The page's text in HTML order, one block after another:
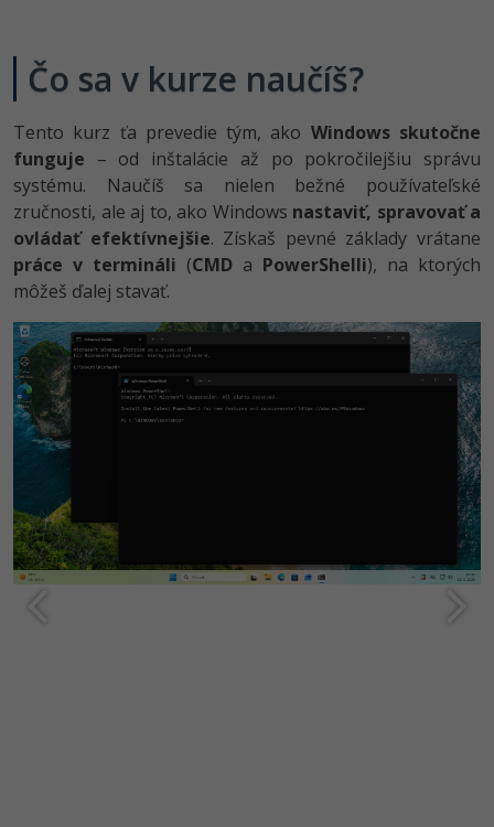
-10%
Pre deti
Viac
Fórum
Elektronický podpis
Windows
Kurzy dizajnu
HTML/CSS
Photoshop -80%
Adobe Illustrator -80%
Adobe XD
Adobe InDesign -25%
Príbehy absolventov
Blog
Médiá
Kariéra
Čo sa v kurze naučíš?
Tento kurz ťa prevedie tým, ako Windows skutočne
funguje – od inštalácie až po pokročilejšiu správu
systému. Naučíš sa nielen bežné používateľské
zručnosti, ale aj to, ako Windows nastaviť, spravovať a
ovládať efektívnejšie. Získaš pevné základy vrátane
práce v termináli (CMD a PowerShelli), na ktorých
môžeš ďalej stavať.